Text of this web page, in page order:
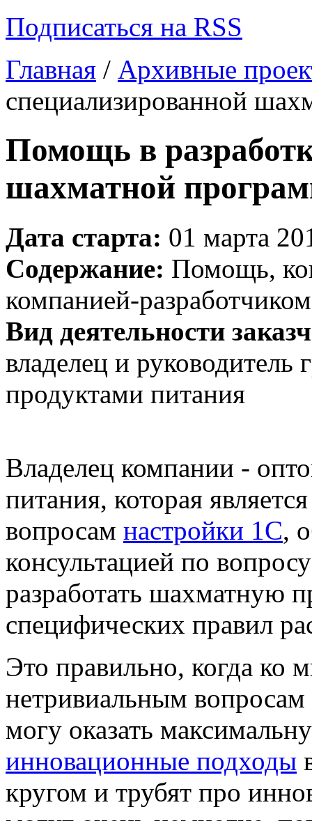
Подписаться на RSS
Главная / Архивные
специализированной
Помощь в
шахматной
Дата старта: 01 марта
Содержание: Помощь,
компанией-разработчиком
Вид деятельности
владелец и
продуктами питания
Владелец компании -
питания, которая
вопросам настройки 1С,
консультацией по
разработать шахматную
специфических правил
Это правильно, когда ко
нетривиальным
могу оказать
инновационные подходы
кругом и трубят про